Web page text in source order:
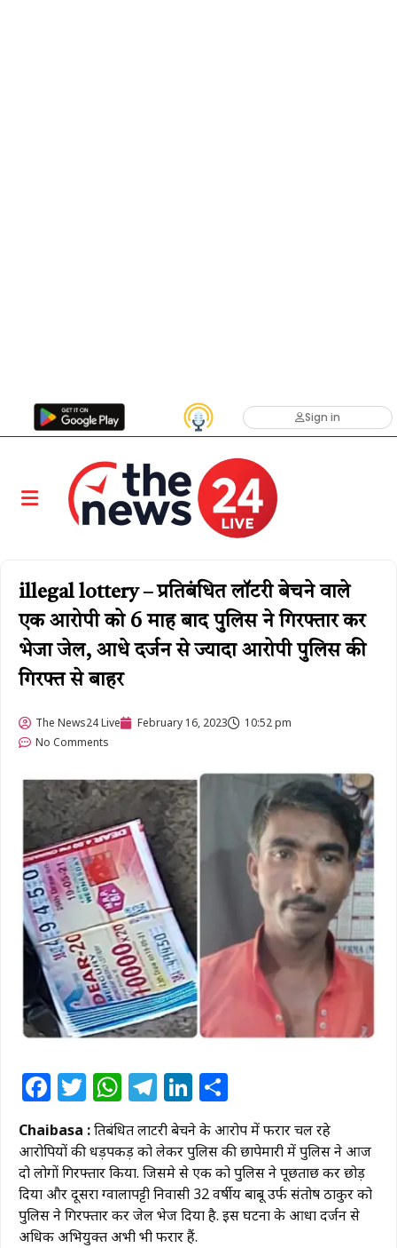
Sign in
illegal lottery – प्रतिबंधित लॉटरी बेचने वाले
एक आरोपी को 6 माह बाद पुलिस ने गिरफ्तार कर
भेजा जेल, आधे दर्जन से ज्यादा आरोपी पुलिस की
गिरफ्त से बाहर
The News24 Live February 16, 2023
10:52 pm
No Comments
Facebook
Twitter
WhatsApp
Telegram
LinkedIn
Chaibasa :प्रतिबंधित लाटरी बेचने के आरोप में फरार चल रहे
आरोपियों की धड़पकड़ को लेकर पुलिस की छापेमारी में पुलिस ने आज
दो लोगों गिरफ्तार किया. जिसमे से एक को पुलिस ने पूछताछ कर छोड़
दिया और दूसरा ग्वालापट्टी निवासी 32 वर्षीय बाबू उर्फ संतोष ठाकुर को
पुलिस ने गिरफ्तार कर जेल भेज दिया है. इस घटना के आधा दर्जन से
अधिक अभियुक्त अभी भी फरार हैं.